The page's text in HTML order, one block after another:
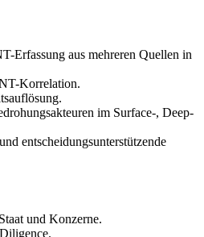
Erfassung aus mehreren Quellen in
Korrelation.
im Surface-, Deep-
entscheidungsunterstützende
und Konzerne.